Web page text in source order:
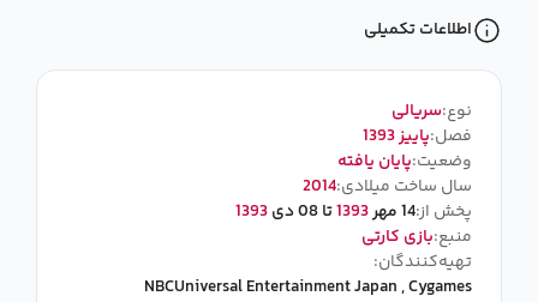
اطلاعات تکمیلی
نوع:سریالی
فصل:پاییز 1393
وضعیت:پایان یافته
سال ساخت میلادی:2014
پخش از:14 مهر 1393تا 08 دی
1393
منبع:بازی کارتی
تهیه‌کنندگان:
NBCUniversal Entertainment Japan,Cygames